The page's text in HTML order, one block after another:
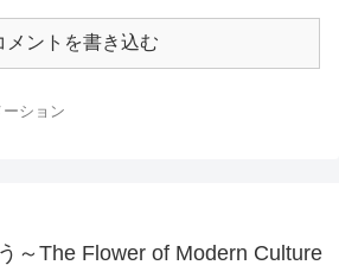
メントを書き込む
ション
～The Flower of Modern Culture